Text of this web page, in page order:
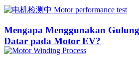
Mengapa Menggunakan
Datar pada Motor EV?